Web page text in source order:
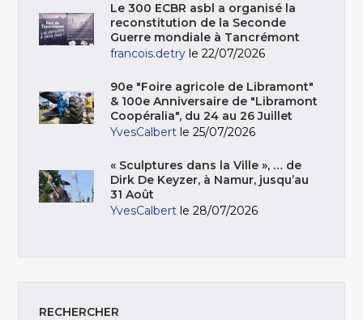
Le 300 ECBR asbl a organisé la
reconstitution de la Seconde
Guerre mondiale à Tancrémont
francois.detry le 22/07/2026
90e "Foire agricole de Libramont"
& 100e Anniversaire de "Libramont
Coopéralia", du 24 au 26 Juillet
YvesCalbert le 25/07/2026
« Sculptures dans la Ville », … de
Dirk De Keyzer, à Namur, jusqu’au
31 Août
YvesCalbert le 28/07/2026
RECHERCHER